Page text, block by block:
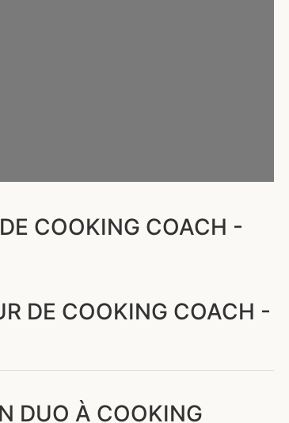
COOKING COACH -
DE COOKING COACH -
DUO À COOKING